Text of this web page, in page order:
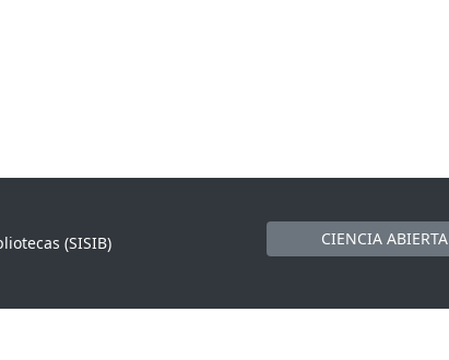
(SISIB)
CIENCIA ABIERTA